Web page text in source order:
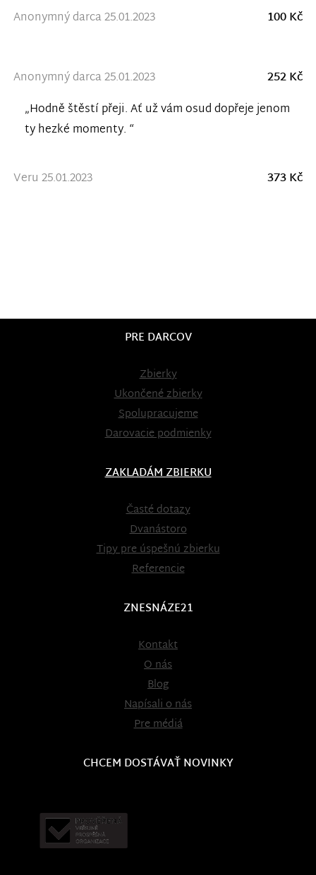
Anonymný darca 25.01.2023 100 Kč
Anonymný darca 25.01.2023
252 Kč
„Hodně štěstí přeji. Ať už vám osud dopřeje jenom
ty hezké momenty. “
Veru 25.01.2023 373 Kč
PRE DARCOV
Zbierky
Ukončené zbierky
Spolupracujeme
Darovacie podmienky
ZAKLADÁM ZBIERKU
Časté dotazy
Dvanástoro
Tipy pre úspešnú zbierku
Referencie
ZNESNÁZE21
Kontakt
O nás
Blog
Napísali o nás
Pre médiá
CHCEM DOSTÁVAŤ NOVINKY